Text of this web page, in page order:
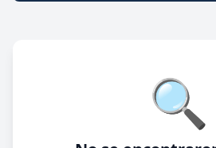
🔍 Buscar
Modalidad de trabajo🔍